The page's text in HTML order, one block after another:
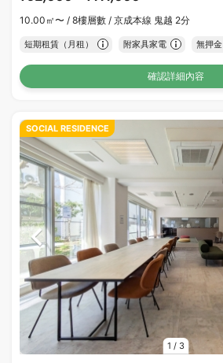
10.00㎡〜 / 8樓層數 / 京成本線 鬼越 2分
短期租賃（月租） 附家具家電 無押金
確認詳細內容
1 / 3
SOCIAL RESIDENCE